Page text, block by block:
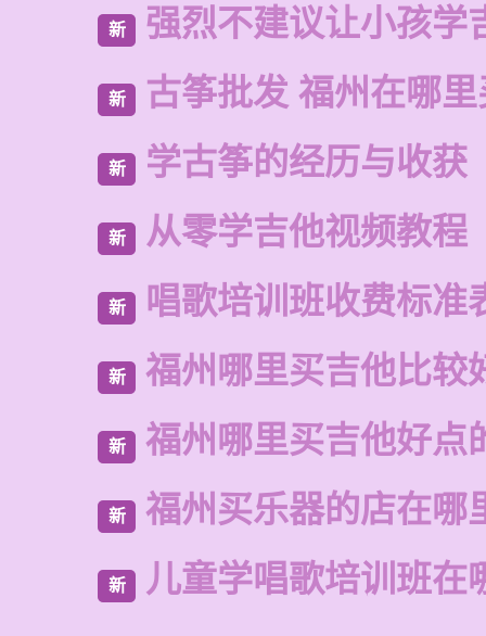
新 强烈不建议让小孩学
新 古筝批发 福州在哪
新 学古筝的经历与收获
新 从零学吉他视频教程
新 唱歌培训班收费标准
新 福州哪里买吉他比较
新 福州哪里买吉他好点
新 福州买乐器的店在哪
新 儿童学唱歌培训班在